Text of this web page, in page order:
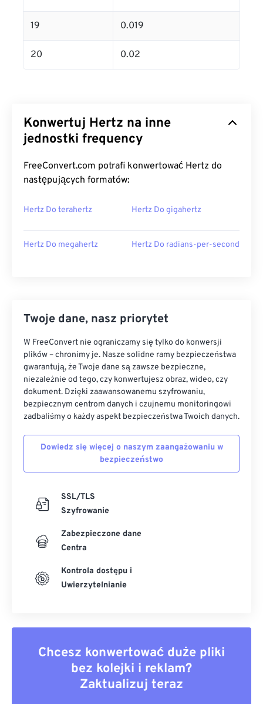
19 0.019
20 0.02
Konwertuj Hertz na inne
jednostki frequency
FreeConvert.com potrafi konwertować Hertz do
następujących formatów:
Hertz Do terahertz Hertz Do gigahertz
Hertz Do megahertz Hertz Do radians-per-second
Twoje dane, nasz priorytet
W FreeConvert nie ograniczamy się tylko do konwersji
plików – chronimy je. Nasze solidne ramy bezpieczeństwa
gwarantują, że Twoje dane są zawsze bezpieczne,
niezależnie od tego, czy konwertujesz obraz, wideo, czy
dokument. Dzięki zaawansowanemu szyfrowaniu,
bezpiecznym centrom danych i czujnemu monitoringowi
zadbaliśmy o każdy aspekt bezpieczeństwa Twoich danych.
Dowiedz się więcej o naszym zaangażowaniu w
bezpieczeństwo
SSL/TLS
Szyfrowanie
Zabezpieczone dane
Centra
Kontrola dostępu i
Uwierzytelnianie
Chcesz konwertować duże pliki
bez kolejki i reklam?
Zaktualizuj teraz